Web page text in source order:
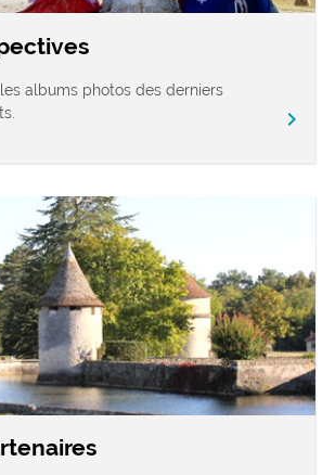
albums photos des derniers
chevron_right